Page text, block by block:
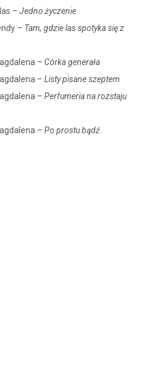
– Jedno życzenie
– Tam, gdzie las spotyka się z
– Córka generała
– Listy pisane szeptem
– Perfumeria na rozstaju
– Po prostu bądź.